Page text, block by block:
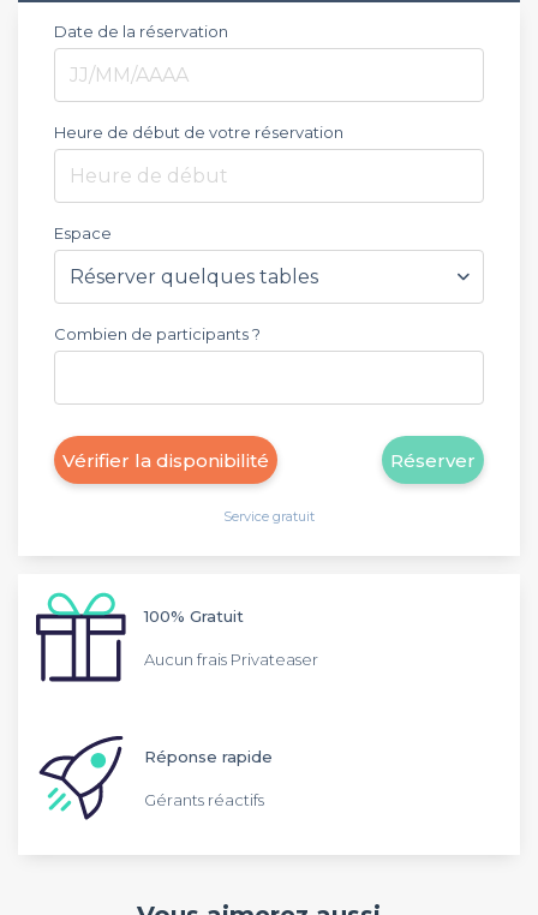
Date de la réservation
Heure de début de votre réservation
Heure de début
Espace
Combien de participants ?
Réserver
Vérifier la disponibilité
Service gratuit
100% Gratuit
Aucun frais Privateaser
Réponse rapide
Gérants réactifs